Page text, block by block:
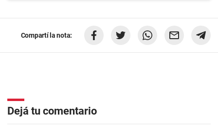
Compartí la nota:
Dejá tu comentario